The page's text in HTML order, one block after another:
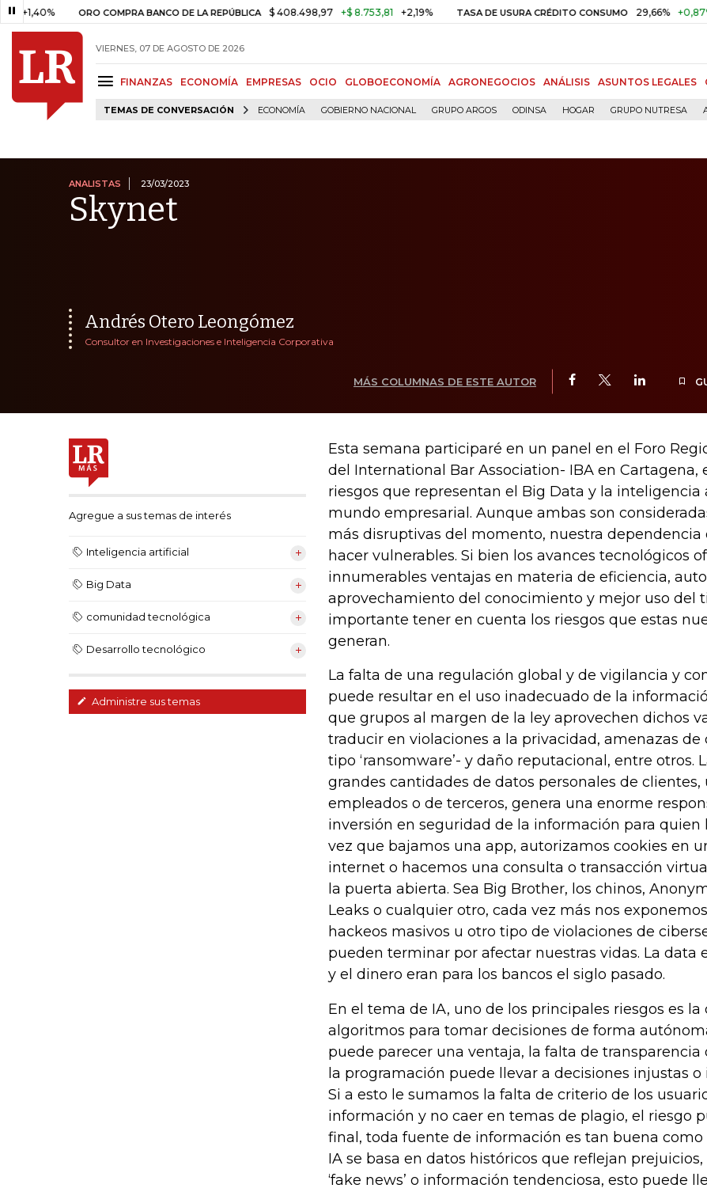
ORO COMPRA BANCO DE LA REPÚBLICA $ 408.498,97 +$ 8.753,81 +2,19% TASA DE USURA CRÉDITO CONSUMO 29,66% +0,87%
VIERNES, 07 DE AGOSTO DE 2026
FINANZAS ECONOMÍA EMPRESAS OCIO GLOBOECONOMÍA AGRONEGOCIOS ANÁLISIS ASUNTOS LEGALES
TEMAS DE CONVERSACIÓN ECONOMÍA GOBIERNO NACIONAL GRUPO ARGOS ODINSA HOGAR GRUPO NUTRESA
ANALISTAS 23/03/2023
Skynet
Andrés Otero Leongómez
Consultor en Investigaciones e Inteligencia Corporativa
MÁS COLUMNAS DE ESTE AUTOR
Agregue a sus temas de interés
Inteligencia artificial
Big Data
comunidad tecnológica
Desarrollo tecnológico
Administre sus temas
Esta semana participaré en un panel en el Foro
del International Bar Association- IBA en Cartagena,
riesgos que representan el Big Data y la inteligencia
mundo empresarial. Aunque ambas son
más disruptivas del momento, nuestra dependencia
hacer vulnerables. Si bien los avances tecnológicos
innumerables ventajas en materia de eficiencia,
aprovechamiento del conocimiento y mejor uso del
importante tener en cuenta los riesgos que estas
generan.
La falta de una regulación global y de vigilancia y
puede resultar en el uso inadecuado de la
que grupos al margen de la ley aprovechen dichos
traducir en violaciones a la privacidad, amenazas de
tipo ‘ransomware’- y daño reputacional, entre otros.
grandes cantidades de datos personales de clientes,
empleados o de terceros, genera una enorme
inversión en seguridad de la información para quien
vez que bajamos una app, autorizamos cookies en
internet o hacemos una consulta o transacción
la puerta abierta. Sea Big Brother, los chinos,
Leaks o cualquier otro, cada vez más nos
hackeos masivos u otro tipo de violaciones de
pueden terminar por afectar nuestras vidas. La data
y el dinero eran para los bancos el siglo pasado.
En el tema de IA, uno de los principales riesgos es la
algoritmos para tomar decisiones de forma
puede parecer una ventaja, la falta de
la programación puede llevar a decisiones injustas o
Si a esto le sumamos la falta de criterio de los
información y no caer en temas de plagio, el riesgo
final, toda fuente de información es tan buena como
IA se basa en datos históricos que reflejan
‘fake news’ o información tendenciosa, esto puede